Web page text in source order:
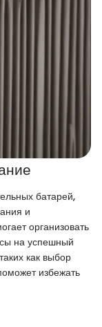
батарей,
и
организовать
на успешный
как выбор
избежать